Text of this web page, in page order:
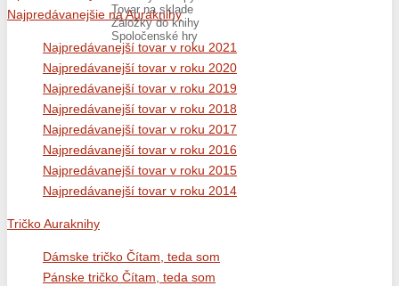
Tovar na sklade
Záložky do knihy
Spoločenské hry
Najpredávanejšie na Auraknihy
Najpredávanejší tovar v roku 2021
Najpredávanejší tovar v roku 2020
Najpredávanejší tovar v roku 2019
Najpredávanejší tovar v roku 2018
Najpredávanejší tovar v roku 2017
Najpredávanejší tovar v roku 2016
Najpredávanejší tovar v roku 2015
Najpredávanejší tovar v roku 2014
Tričko Auraknihy
Dámske tričko Čítam, teda som
Pánske tričko Čítam, teda som